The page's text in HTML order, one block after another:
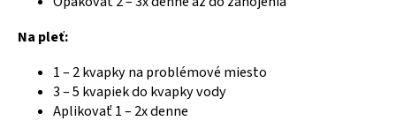
Na pleť:
1 – 2 kvapky na problémové miesto
3 – 5 kvapiek do kvapky vody
Aplikovať 1 – 2x denne